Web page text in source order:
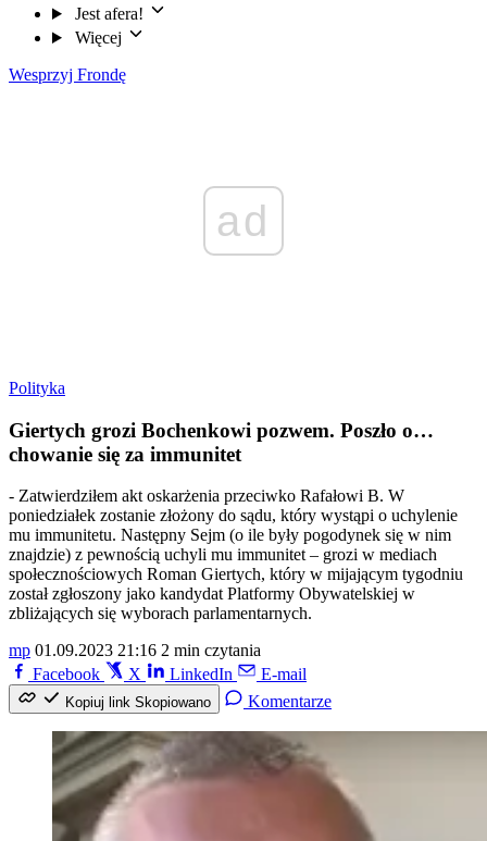
Jest afera!
Więcej
Wesprzyj Frondę
ad
Polityka
Giertych grozi Bochenkowi pozwem. Poszło o…
chowanie się za immunitet
- Zatwierdziłem akt oskarżenia przeciwko Rafałowi B. W
poniedziałek zostanie złożony do sądu, który wystąpi o uchylenie
mu immunitetu. Następny Sejm (o ile były pogodynek się w nim
znajdzie) z pewnością uchyli mu immunitet – grozi w mediach
społecznościowych Roman Giertych, który w mijającym tygodniu
został zgłoszony jako kandydat Platformy Obywatelskiej w
zbliżających się wyborach parlamentarnych.
mp 01.09.2023 21:16 2 min czytania
Facebook
X LinkedIn E-mail
Kopiuj link Skopiowano Komentarze